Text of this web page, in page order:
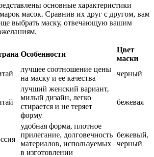
основные характеристики
масок. Сравнив их друг с другом, вам
выбрать маску, отвечающую вашим
Особенности
Цвет
маски
лучшее соотношение цены
на маску и ее качества
черный
лучший женский вариант,
милый дизайн, легко
стирается и не теряет
форму
бежевая
удобная форма, плотное
прилегание, долговечность
материалов, используемых
в изготовлении
бежевый,
черный